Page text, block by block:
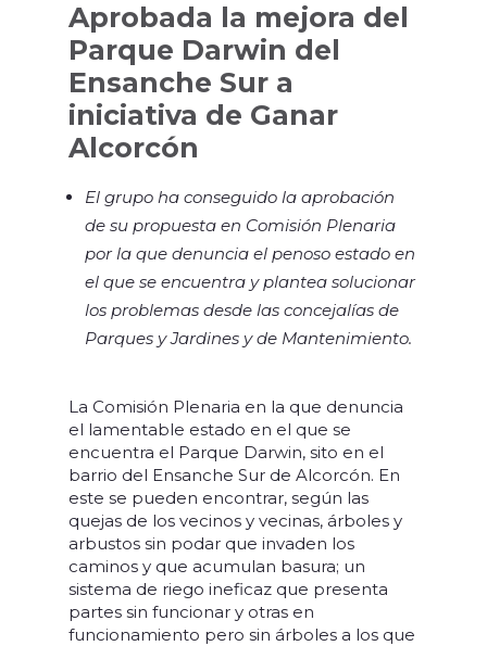
Aprobada la mejora del
Parque Darwin del
Ensanche Sur a
iniciativa de Ganar
Alcorcón
El grupo ha conseguido la aprobación
de su propuesta en Comisión Plenaria
por la que denuncia el penoso estado en
el que se encuentra y plantea solucionar
los problemas desde las concejalías de
Parques y Jardines y de Mantenimiento.
La Comisión Plenaria en la que denuncia
el lamentable estado en el que se
encuentra el Parque Darwin, sito en el
barrio del Ensanche Sur de Alcorcón. En
este se pueden encontrar, según las
quejas de los vecinos y vecinas, árboles y
arbustos sin podar que invaden los
caminos y que acumulan basura; un
sistema de riego ineficaz que presenta
partes sin funcionar y otras en
funcionamiento pero sin árboles a los que